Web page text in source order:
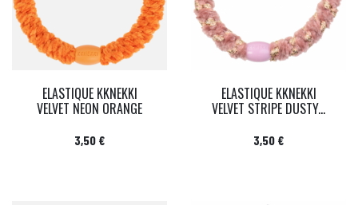
ELASTIQUE KKNEKKI
VELVET NEON ORANGE
Prix
3,50 €
ELASTIQUE KKNEKKI
VELVET STRIPE DUSTY...
Prix
3,50 €